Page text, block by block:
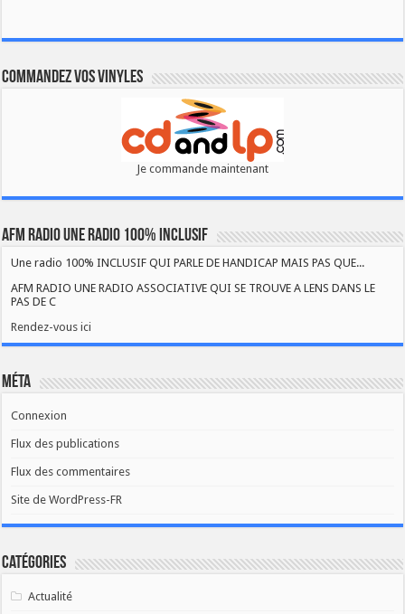
Commandez vos vinyles
Je commande maintenant
AFM RADIO UNE RADIO 100% INCLUSIF
Une radio 100% INCLUSIF QUI PARLE DE HANDICAP MAIS PAS QUE...
AFM RADIO UNE RADIO ASSOCIATIVE QUI SE TROUVE A LENS DANS LE
PAS DE C
Rendez-vous ici
Méta
Connexion
Flux des publications
Flux des commentaires
Site de WordPress-FR
Catégories
Actualité